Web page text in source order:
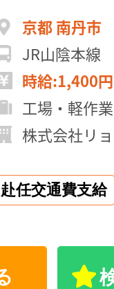
京都 南丹市
JR山陰本
時給:1,400
工場・軽作業
株式会社リ
赴任交通費支給